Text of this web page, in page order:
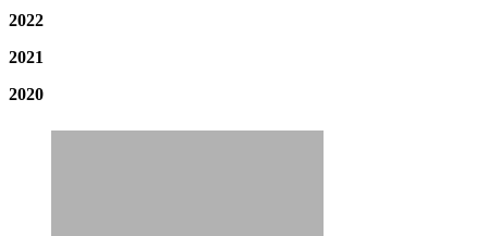
2022
2021
2020